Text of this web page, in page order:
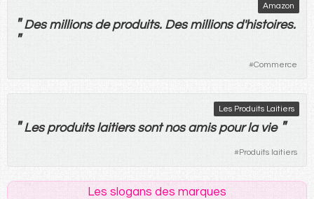
Amazon
" Des millions de produits. Des millionsd'histoires.
"
#Commerce
Les Produits Laitiers
" Les produits laitiers sont nos amis pour la vie "
#Produits laitiers
Les slogans des marques